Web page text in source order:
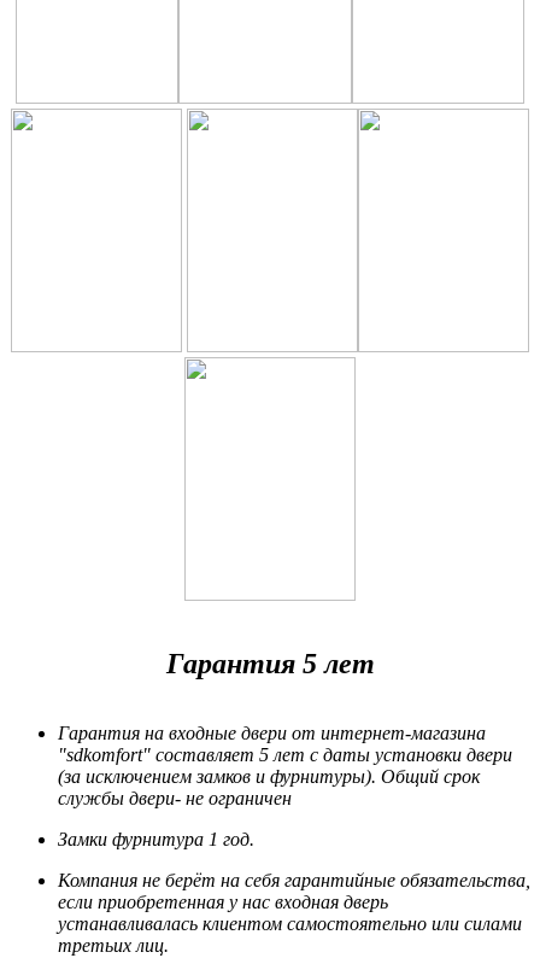
Гарантия 5 лет
Гарантия на входные двери от интернет-магазина
"sdkomfort" составляет 5 лет с даты установки двери
(за исключением замков и фурнитуры). Общий срок
службы двери- не ограничен
Замки фурнитура 1 год.
Компания не берёт на себя гарантийные обязательства,
если приобретенная у нас входная дверь
устанавливалась клиентом самостоятельно или силами
третьих лиц.